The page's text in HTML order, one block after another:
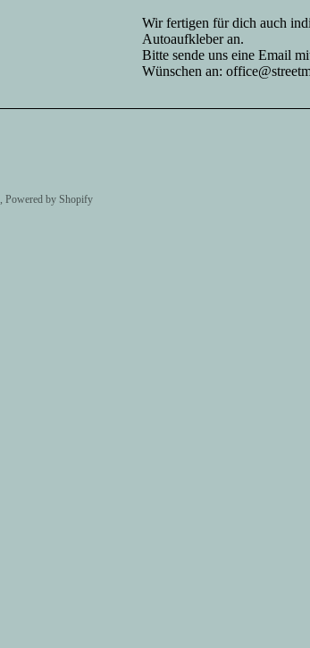
Wir fertigen für dich auch
Autoaufkleber an.
Bitte sende uns eine Email
Wünschen an:
, Powered by Shopify